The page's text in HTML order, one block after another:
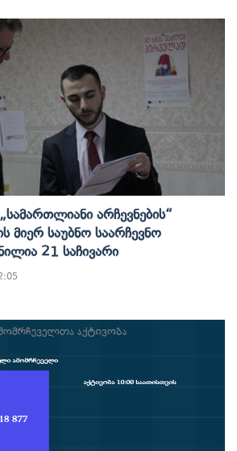
Არჩევნების“
Მიერ Საუბნო Საარჩევნო
21 Საჩივარი